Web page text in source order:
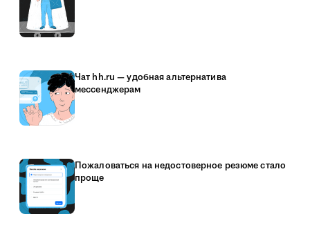
Чат hh.ru — удобная альтернатива
мессенджерам
Пожаловаться на недостоверное резюме стало
проще